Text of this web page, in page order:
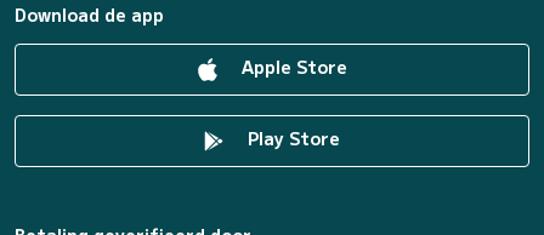
Download de app
Apple Store
Play Store